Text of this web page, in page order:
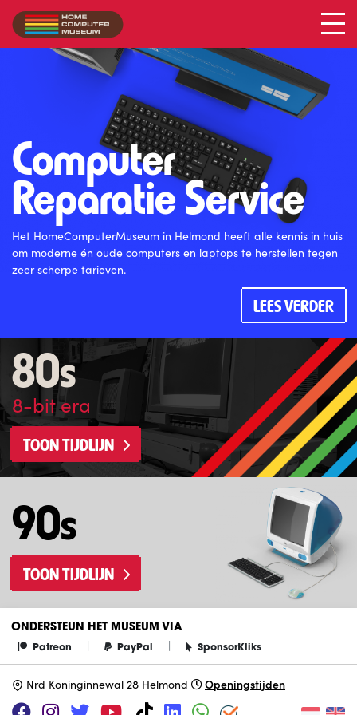
Computer
Reparatie Service
Het HomeComputerMuseum in Helmond heeft alle kennis in huis
om moderne én oude computers en laptops te herstellen tegen
zeer scherpe tarieven.
LEES VERDER
80s
8-bit era
TOON TIJDLIJN
90s
TOON TIJDLIJN
ONDERSTEUN HET MUSEUM VIA
Patreon | PayPal | SponsorKliks
Nrd Koninginnewal 28 Helmond Openingstijden